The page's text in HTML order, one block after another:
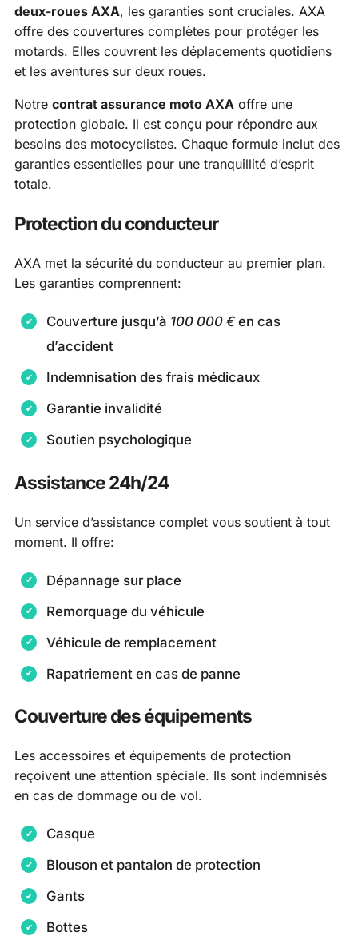
deux-roues AXA, les garanties sont cruciales. AXA
offre des couvertures complètes pour protéger les
motards. Elles couvrent les déplacements quotidiens
et les aventures sur deux roues.
Notre contrat assurance moto AXA offre une
protection globale. Il est conçu pour répondre aux
besoins des motocyclistes. Chaque formule inclut des
garanties essentielles pour une tranquillité d’esprit
totale.
Protection du conducteur
AXA met la sécurité du conducteur au premier plan.
Les garanties comprennent:
Couverture jusqu’à 100 000 €en cas
d’accident
Indemnisation des frais médicaux
Garantie invalidité
Soutien psychologique
Assistance 24h/24
Un service d’assistance complet vous soutient à tout
moment. Il offre:
Dépannage sur place
Remorquage du véhicule
Véhicule de remplacement
Rapatriement en cas de panne
Couverture des équipements
Les accessoires et équipements de protection
reçoivent une attention spéciale. Ils sont indemnisés
en cas de dommage ou de vol.
Casque
Blouson et pantalon de protection
Gants
Bottes